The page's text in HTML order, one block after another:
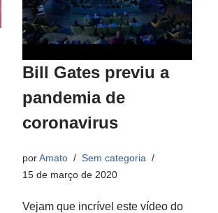
Bill Gates previu a
pandemia de
coronavirus
porAmato
Sem categoria
15 de março de 2020
Vejam que incrível este vídeo do